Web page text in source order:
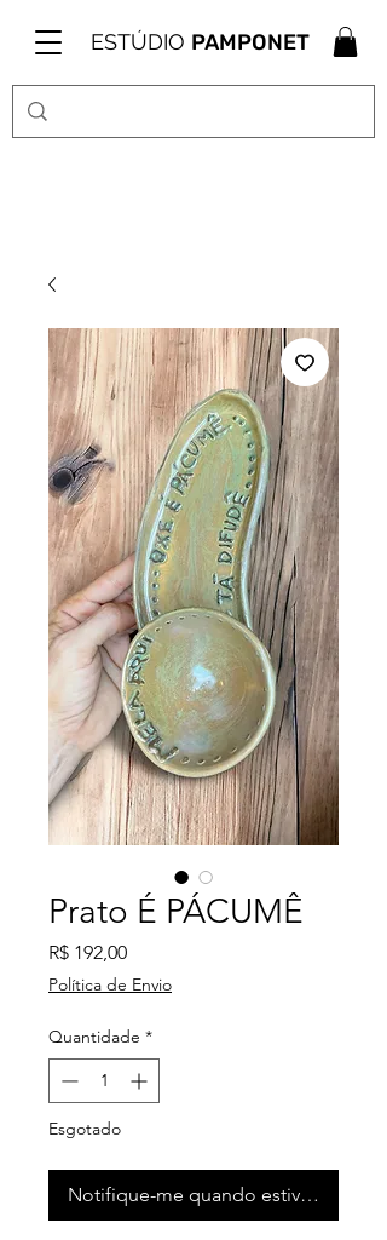
ESTÚDIO PAMPONET
Prato É PÁCUMÊ
R$ 192,00Preço
Política de Envio
Quantidade *
Esgotado
Notifique-me quando estiver